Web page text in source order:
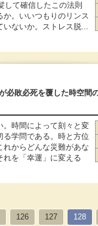
して確信したこの法則
か。いいつもりのリンス
いないか。ストレス脱...
必敗必死を覆した時空間
。時間によって刻々と変
学問である。時と方位
からどんな災難があな
れを「幸運」に変える
126 127 128